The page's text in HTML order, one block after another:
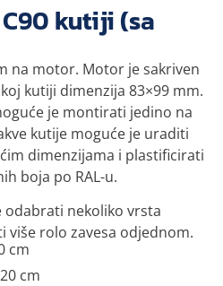
kutiji (sa
na motor. Motor je sakriven
kutiji dimenzija 83×99 mm.
je montirati jedino na
kutije moguće je uraditi
dimenzijama i plastificirati
boja po RAL-u.
nekoliko vrsta
rolo zavesa odjednom.
cm
cm